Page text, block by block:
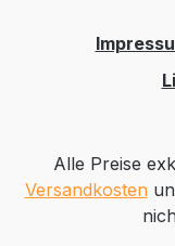
Alle Preise
Versandkosten